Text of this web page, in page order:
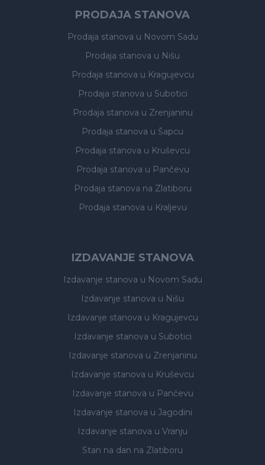
PRODAJA STANOVA
Prodaja stanova u Novom Sadu
Prodaja stanova u Nišu
Prodaja stanova u Kragujevcu
Prodaja stanova u Subotici
Prodaja stanova u Zrenjaninu
Prodaja stanova u Šapcu
Prodaja stanova u Kruševcu
Prodaja stanova u Pančevu
Prodaja stanova na Zlatiboru
Prodaja stanova u Kraljevu
IZDAVANJE STANOVA
Izdavanje stanova u Novom Sadu
Izdavanje stanova u Nišu
Izdavanje stanova u Kragujevcu
Izdavanje stanova u Subotici
Izdavanje stanova u Zrenjaninu
Izdavanje stanova u Kruševcu
Izdavanje stanova u Pančevu
Izdavanje stanova u Jagodini
Izdavanje stanova u Vranju
Stan na dan na Zlatiboru